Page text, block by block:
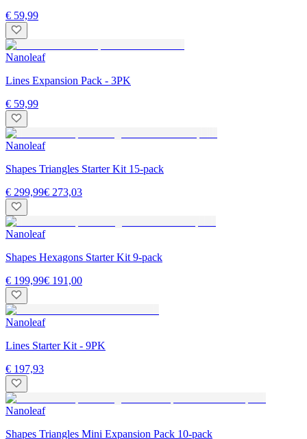
€ 59,99
Nanoleaf
Lines Expansion Pack - 3PK
€ 59,99
Nanoleaf
Shapes Triangles Starter Kit 15-pack
€ 299,99€ 273,03
Nanoleaf
Shapes Hexagons Starter Kit 9-pack
€ 199,99€ 191,00
Nanoleaf
Lines Starter Kit - 9PK
€ 197,93
Nanoleaf
Shapes Triangles Mini Expansion Pack 10-pack